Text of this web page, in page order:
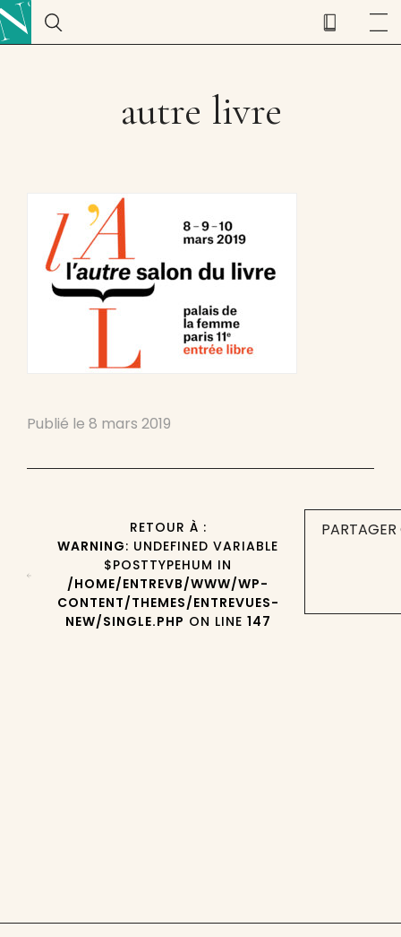
autre livre
Publié le 8 mars 2019
RETOUR À :
WARNING: UNDEFINED VARIABLE
$POSTTYPEHUM IN
/HOME/ENTREVB/WWW/WP-
CONTENT/THEMES/ENTREVUES-
NEW/SINGLE.PHP ON LINE 147